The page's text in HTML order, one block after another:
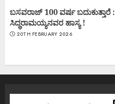
ಬಸವರಾಜ್ 100 ವರ್ಷ ಬದುಕುತ್ತಾರೆ
ಸಿದ್ಧರಾಮಯ್ಯನವರ ಹಾಸ್ಯ !
20TH FEBRUARY 2026